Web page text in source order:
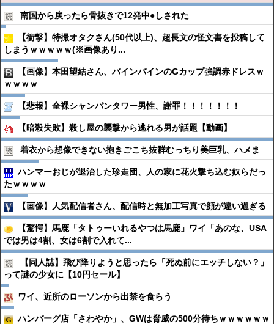
南国から戻ったら骨抜きで12発中●︎しされた
【衝撃】特撮オタクさん(50代以上)、超長文の怪文書を投稿して
しまうｗｗｗｗｗ(※画像あり...
【画像】本田望結さん、バインバインのGカップ強調赤ドレスｗ
ｗｗｗｗ
【悲報】全裸シャンパンタワー男性、謝罪！！！！！！！
【暗殺失敗】殺し屋の襲撃から逃れる男が話題【動画】
着衣から想像できない抱きごこち抜群むっちり美巨乳、ハメま
ハンマーおじが退治した珍走団、人の家に花火撃ち込む奴らだっ
たｗｗｗｗ
【画像】人気配信者さん、配信時と無加工写真で顔が違い過ぎる
【驚愕】馬鹿「タトゥーいれるやつは馬鹿」ワイ「あのな、USA
では男は4割、女は6割で入れて...
【同人誌】飛び降りようと思ったら「死ぬ前にエッチしない？」
って謎の少女に【10円セール】
ワイ、近所のローソンから出禁を食らう
ハンバーグ店「さわやか」、GWは脅威の500分待ちｗｗｗｗｗｗ